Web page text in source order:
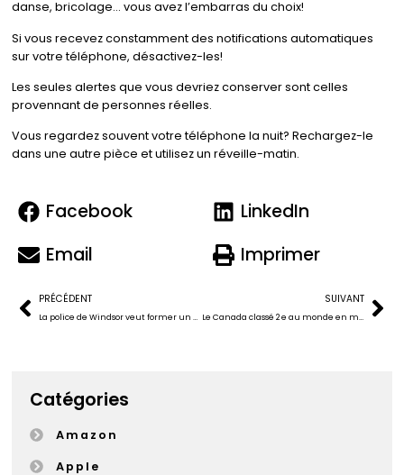
danse, bricolage… vous avez l’embarras du choix!
Si vous recevez constamment des notifications automatiques
sur votre téléphone, désactivez-les!
Les seules alertes que vous devriez conserver sont celles
provennant de personnes réelles.
Vous regardez souvent votre téléphone la nuit? Rechargez-le
dans une autre pièce et utilisez un réveille-matin.
Facebook
LinkedIn
Email
Imprimer
PRÉCÉDENT
La police de Windsor veut former un partenariat avec Ring
SUIVANT
Le Canada classé 2 e au monde en matière de vitesse de réseau mobile
Catégories
Amazon
Apple